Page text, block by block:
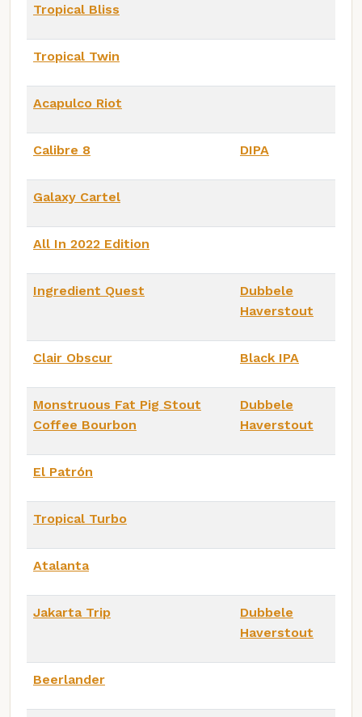
Tropical Bliss
Tropical Twin
Acapulco Riot
Calibre 8 DIPA
Galaxy Cartel
All In 2022 Edition
Ingredient Quest
Dubbele
Haverstout
Clair Obscur Black IPA
Monstruous Fat Pig Stout
Coffee Bourbon
Dubbele
Haverstout
El Patrón
Tropical Turbo
Atalanta
Jakarta Trip
Dubbele
Haverstout
Beerlander